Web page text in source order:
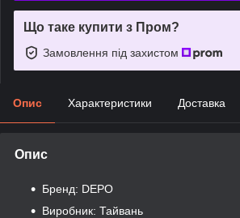
Що таке купити з Пром?
Замовлення під захистом
Опис Характеристики Доставка
Опис
Бренд: DEPO
Виробник: Тайвань